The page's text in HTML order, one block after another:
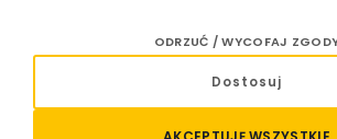
ODRZUĆ / WYCOFAJ
Dostosuj